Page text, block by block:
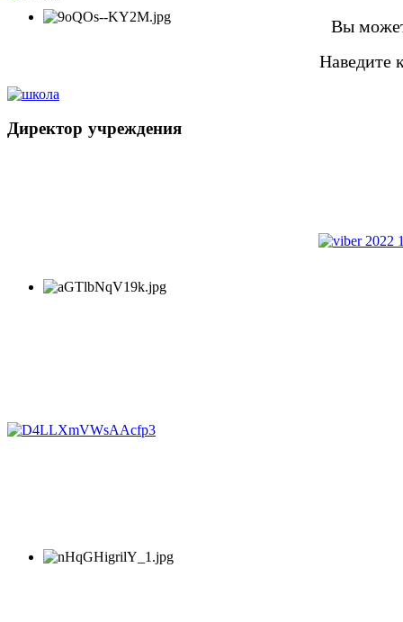
Вы
Наведите
Директор учреждения